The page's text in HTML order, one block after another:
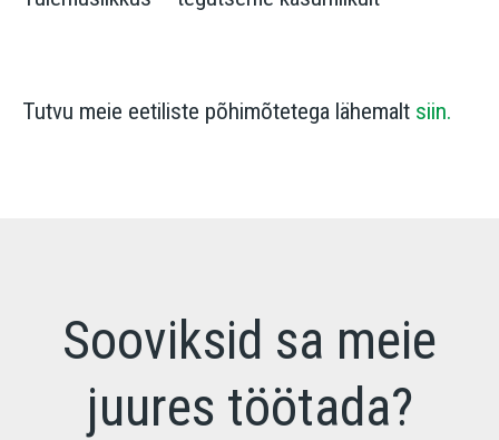
Tutvu meie eetiliste põhimõtetega lähemalt siin.
Sooviksid sa meie
juures töötada?